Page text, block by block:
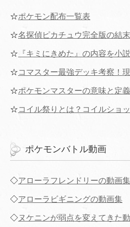
☆ポケモン配布一覧表
☆名探偵ピカチュウ完全版の結
☆ 『キミにきめた』の内容を小
☆コマスター最強デッキ考察！
☆ポケモンマスターの意味と定
☆コイル祭りとは？コイルショ
ポケモンバトル動画
◇アローラフレンドリーの動画集
◇アローラビギニングの動画集
◇ヌケニンが弱点を変えてきた